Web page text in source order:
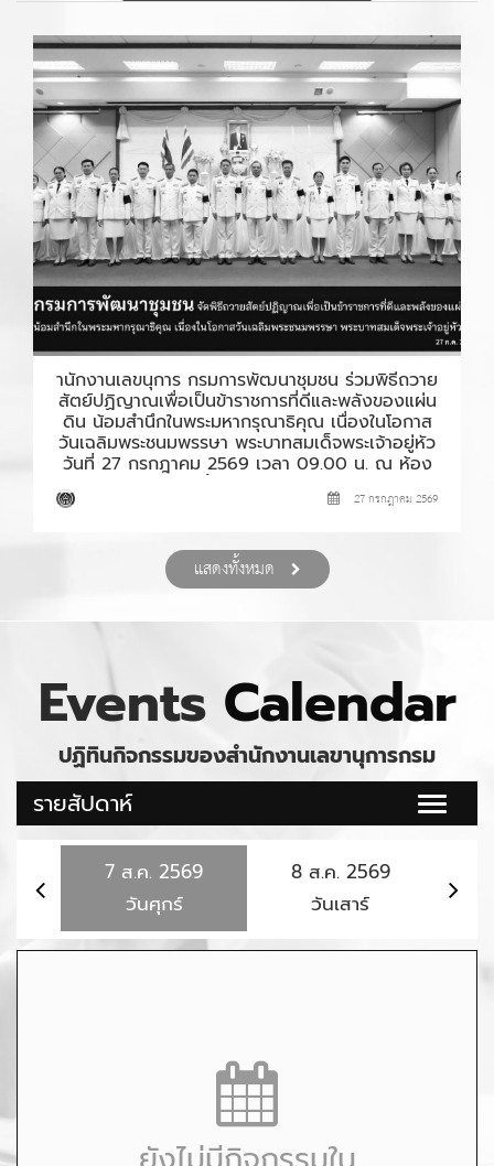
ำนักงานเลขนุการ กรมการพัฒนาชุมชน ร่วมพิธีถวาย
สัตย์ปฏิญาณเพื่อเป็นข้าราชการที่ดีและพลังของแผ่น
ดิน น้อมสำนึกในพระมหากรุณาธิคุณ เนื่องในโอกาส
วันเฉลิมพระชนมพรรษา พระบาทสมเด็จพระเจ้าอยู่หัว
วันที่ 27 กรกฎาคม 2569 เวลา 09.00 น. ณ ห้อง
ประชุม 3003 ชั้น 3 กรมการพัฒนาชุมชน
27 กรกฎาคม 2569
แสดงทั้งหมด
Events Calendar
ปฏิทินกิจกรรมของสำนักงานเลขานุการกรม
รายสัปดาห์
Toggle
7 ส.ค. 2569
วันศุกร์
8 ส.ค. 2569
วันเสาร์